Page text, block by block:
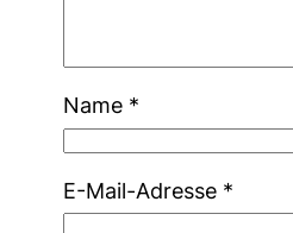
Name *
E-Mail-Adresse *